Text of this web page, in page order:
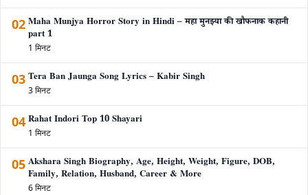
02 Maha Munjya Horror Story in Hindi – महा मुनझ्या की खौफनाक कहानी
part 1
1 मिनट
03 Tera Ban Jaunga Song Lyrics – Kabir Singh
3 मिनट
04 Rahat Indori Top 10 Shayari
1 मिनट
05 Akshara Singh Biography, Age, Height, Weight, Figure, DOB,
Family, Relation, Husband, Career & More
6 मिनट